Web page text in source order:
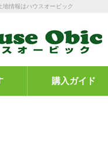
情報はハウスオービック
購入ガイド